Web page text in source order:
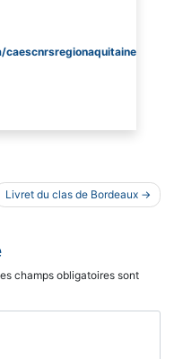
Livret du clas de Bordeaux
champs obligatoires sont